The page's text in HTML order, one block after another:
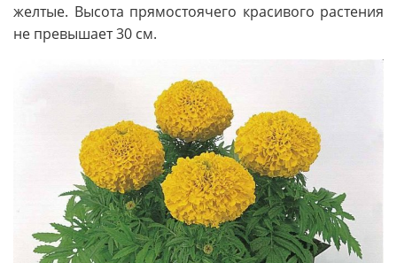
желтые. Высота прямостоячего красивого растения
не превышает 30 см.